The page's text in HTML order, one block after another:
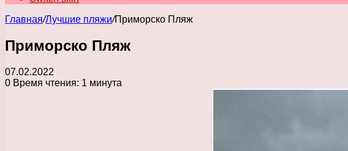
Главная/Лучшие пляжи/Приморско Пляж
Приморско Пляж
07.02.2022
0 Время чтения: 1 минута